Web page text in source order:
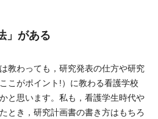
」がある
教わっても，研究発表の仕方や研究
こがポイント!）に教わる看護学校
と思います。私も，看護学生時代や
とき，研究計画書の書き方はもちろ